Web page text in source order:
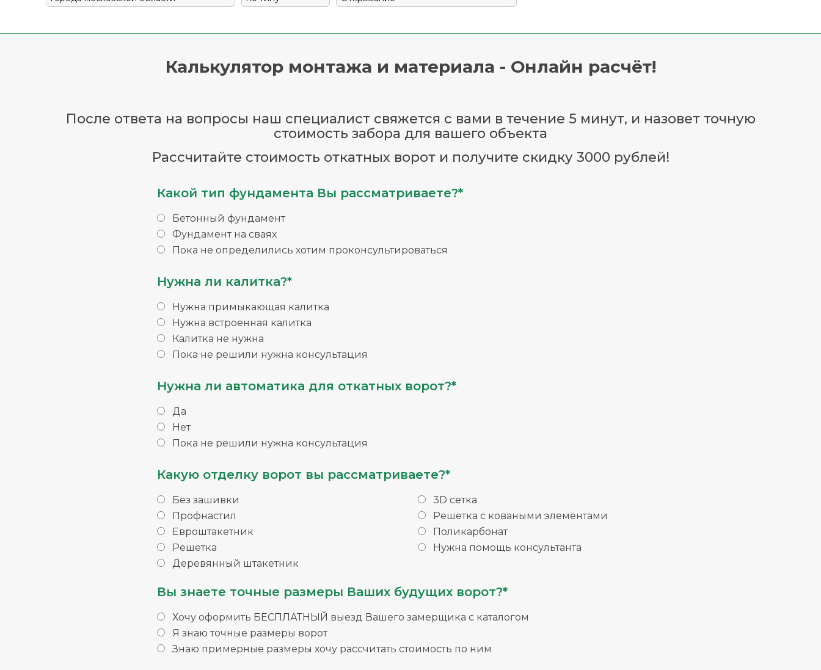
Калькулятор монтажа и материала - Онлайн расчёт!
После ответа на вопросы наш специалист свяжется с вами в течение 5 минут, и назовет точную
стоимость забора для вашего объекта
Рассчитайте стоимость откатных ворот и получите скидку 3000 рублей!
Какой тип фундамента Вы рассматриваете?*
Бетонный фундамент
Фундамент на сваях
Пока не определились хотим проконсультироваться
Нужна ли калитка?*
Нужна примыкающая калитка
Нужна встроенная калитка
Калитка не нужна
Пока не решили нужна консультация
Нужна ли автоматика для откатных ворот?*
Да
Нет
Пока не решили нужна консультация
Какую отделку ворот вы рассматриваете?*
Без зашивки
Профнастил
Евроштакетник
Решетка
Деревянный штакетник
3D сетка
Решетка с коваными элементами
Поликарбонат
Нужна помощь консультанта
Вы знаете точные размеры Ваших будущих ворот?*
Хочу оформить БЕСПЛАТНЫЙ выезд Вашего замерщика с каталогом
Я знаю точные размеры ворот
Знаю примерные размеры хочу рассчитать стоимость по ним